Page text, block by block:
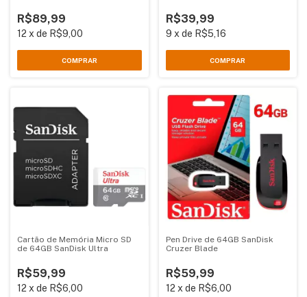
R$89,99
12 xde R$9,00
R$39,99
9 xde R$5,16
Cartão de Memória Micro SD
de 64GB SanDisk Ultra
R$59,99
12 x de R$6,00
Pen Drive de 64GB SanDisk
Cruzer Blade
R$59,99
12 x de R$6,00